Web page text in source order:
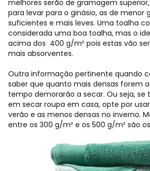
melhores serão de gramagem
para levar para o ginásio, as de menor
suficientes e mais leves. Uma toalha
considerada uma boa toalha, mas o
acima dos 400 g/m² pois estas vão
mais absorventes.
Outra informação pertinente quando
saber que quanto mais densas forem
tempo demorarão a secar. Ou seja, se
em secar roupa em casa, opte por
verão e as menos densas no inverno.
entre os 300 g/m² e os 500 g/m² são